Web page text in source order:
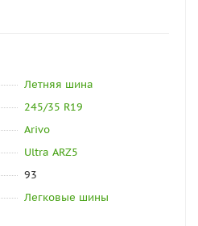
Летняя шина
245/35 R19
Arivo
Ultra ARZ5
93
Легковые шины